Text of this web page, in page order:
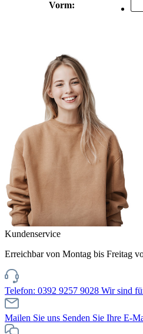
Vorm:
Kundenservice
Erreichbar von Montag bis Freitag
Telefon: 0392 9257 9028 Wir sind
Mailen Sie uns Senden Sie Ihre E-